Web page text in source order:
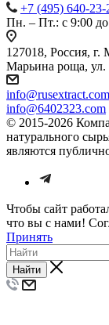
+7 (495) 640-23-
Пн. – Пт.: с 9:00
127018, Россия,
Марьина роща,
info@rusextract.com
info@6402323.com
© 2015-2026
натурального
являются
Чтобы сайт
что вы с нами!
Принять
Найти